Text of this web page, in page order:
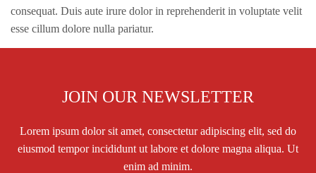
consequat. Duis aute irure dolor in reprehenderit in voluptate velit
esse cillum dolore nulla pariatur.
JOIN OUR NEWSLETTER
Lorem ipsum dolor sit amet, consectetur adipiscing elit, sed do
eiusmod tempor incididunt ut labore et dolore magna aliqua. Ut
enim ad minim.